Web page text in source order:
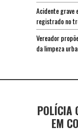
Acidente grave
registrado no
Vereador
da limpeza
POLÍCIA
EM